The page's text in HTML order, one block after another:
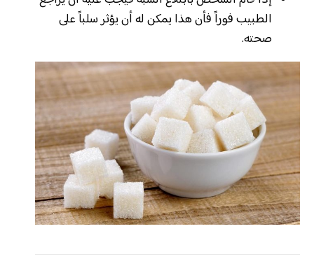
الطبيب فوراً فأن هذا يمكن له أن يؤثر سلباً على
صحته.